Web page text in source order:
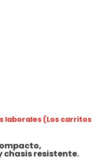
laborales (Los carritos
resistente.